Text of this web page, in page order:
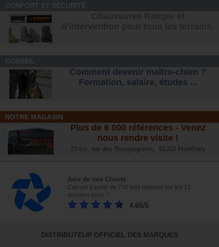
Comment devenir maître-chien ?
Formation, salaire, études ...
NOTRE MAGASIN
Plus de 6 000 références - Venez
nous rendre visite !
23 bis, rue des Bourguignons, 91310 Montlhéry
Avis de nos Clients
Calculé à partir de 700 avis obtenus sur les 12
derniers mois. *
4.65/5
DISTRIBUTEUR OFFICIEL DES MARQUES